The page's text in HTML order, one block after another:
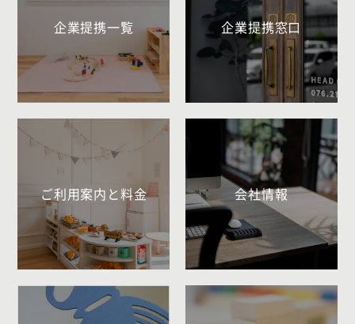
企業提携一覧 企業提携窓口
ご利用案内と料金 会社情報